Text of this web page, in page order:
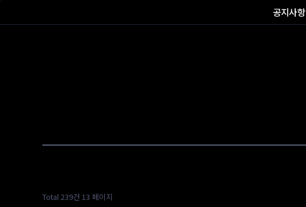
공지사항
Total 239건 13 페이지